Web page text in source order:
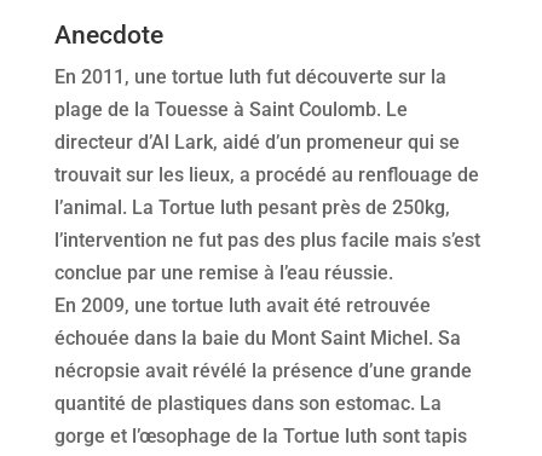
Anecdote
En 2011, une tortue luth fut découverte sur la
plage de la Touesse à Saint Coulomb. Le
directeur d’Al Lark, aidé d’un promeneur qui se
trouvait sur les lieux, a procédé au renflouage de
l’animal. La Tortue luth pesant près de 250kg,
l’intervention ne fut pas des plus facile mais s’est
conclue par une remise à l’eau réussie.
En 2009, une tortue luth avait été retrouvée
échouée dans la baie du Mont Saint Michel. Sa
nécropsie avait révélé la présence d’une grande
quantité de plastiques dans son estomac. La
gorge et l’œsophage de la Tortue luth sont tapis